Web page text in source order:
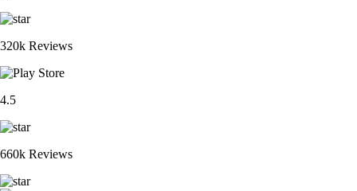
320k Reviews
4.5
660k Reviews